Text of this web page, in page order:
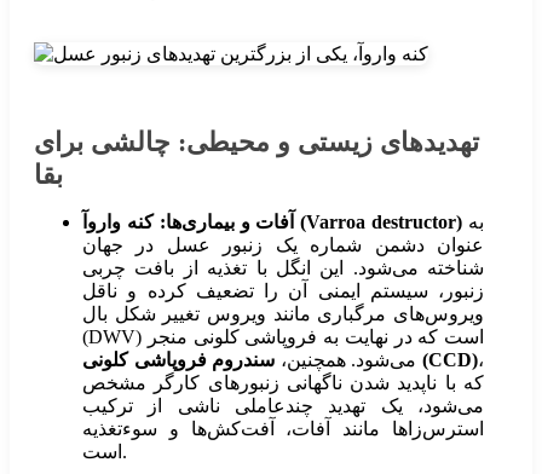
تهدیدهای زیستی و محیطی: چالشی برای
بقا
آفات و بیماری‌ها: کنه واروآ (Varroa destructor)
عنوان دشمن شماره یک زنبور عسل در جهان
شناخته می‌شود. این انگل با تغذیه از بافت چربی
زنبور، سیستم ایمنی آن را تضعیف کرده و ناقل
ویروس‌های مرگباری مانند ویروس تغییر شکل بال
(DWV) است که در نهایت به فروپاشی کلونی منجر
می‌شود. همچنین، سندروم فروپاشی کلونی (CCD)،
که با ناپدید شدن ناگهانی زنبورهای کارگر مشخص
می‌شود، یک تهدید چندعاملی ناشی از ترکیب
استرس‌زاها مانند آفات، آفت‌کش‌ها و سوءتغذیه
است.